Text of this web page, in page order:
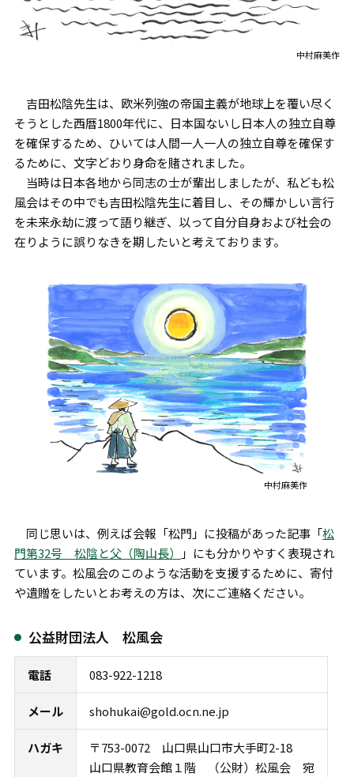
中村麻美作
吉田松陰先生は、欧米列強の帝国主義が地球上を覆い尽く
そうとした西暦1800年代に、日本国ないし日本人の独立自尊
を確保するため、ひいては人間一人一人の独立自尊を確保す
るために、文字どおり身命を賭されました。
当時は日本各地から同志の士が輩出しましたが、私ども松
風会はその中でも吉田松陰先生に着目し、その輝かしい言行
を未来永劫に渡って語り継ぎ、以って自分自身および社会の
在りように誤りなきを期したいと考えております。
中村麻美作
同じ思いは、例えば会報「松門」に投稿があった記事「松
門第32号 松陰と父（陶山長）
」にも分かりやすく表現され
ています。松風会のこのような活動を支援するために、寄付
や遺贈をしたいとお考えの方は、次にご連絡ください。
公益財団法人 松風会
電話 083-922-1218
メール shohukai@gold.ocn.ne.jp
ハガキ
〒753-0072 山口県山口市大手町2-18
山口県教育会館１階 （公財）松風会 宛